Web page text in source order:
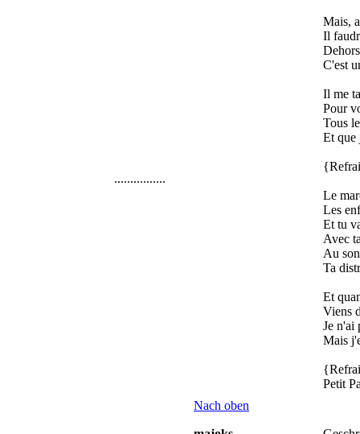
................
Mais,
Il
C'est
Il me
Pour
Tous
Et que
Le
Les
Et tu
Avec
Au
Ta
Et
Viens
Je n'ai
Mais
Petit
Nach oben